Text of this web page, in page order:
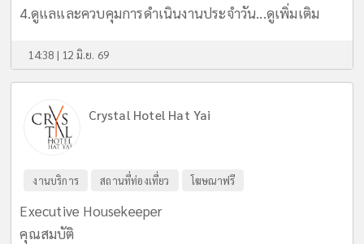
4.ดูแลและควบคุมการดำเนินงานประจำวัน...ดูเพิ่มเติม
14:38 | 12 มิ.ย. 69
Crystal Hotel Hat Yai
งานบริการ สถานที่ท่องเที่ยว โฆษณาฟรี
Executive Housekeeper
คุณสมบัติ